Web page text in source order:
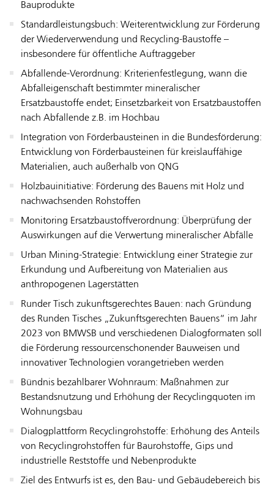
Bauprodukte
Standardleistungsbuch: Weiterentwicklung zur Förderung
der Wiederverwendung und Recycling-Baustoffe –
insbesondere für öffentliche Auftraggeber
Abfallende-Verordnung: Kriterienfestlegung, wann die
Abfalleigenschaft bestimmter mineralischer
Ersatzbaustoffe endet; Einsetzbarkeit von Ersatzbaustoffen
nach Abfallende z.B. im Hochbau
Integration von Förderbausteinen in die Bundesförderung:
Entwicklung von Förderbausteinen für kreislauffähige
Materialien, auch außerhalb von QNG
Holzbauinitiative: Förderung des Bauens mit Holz und
nachwachsenden Rohstoffen
Monitoring Ersatzbaustoffverordnung: Überprüfung der
Auswirkungen auf die Verwertung mineralischer Abfälle
Urban Mining-Strategie: Entwicklung einer Strategie zur
Erkundung und Aufbereitung von Materialien aus
anthropogenen Lagerstätten
Runder Tisch zukunftsgerechtes Bauen: nach Gründung
des Runden Tisches „Zukunftsgerechten Bauens“ im Jahr
2023 von BMWSB und verschiedenen Dialogformaten soll
die Förderung ressourcenschonender Bauweisen und
innovativer Technologien vorangetrieben werden
Bündnis bezahlbarer Wohnraum: Maßnahmen zur
Bestandsnutzung und Erhöhung der Recyclingquoten im
Wohnungsbau
Dialogplattform Recyclingrohstoffe: Erhöhung des Anteils
von Recyclingrohstoffen für Baurohstoffe, Gips und
industrielle Reststoffe und Nebenprodukte
Ziel des Entwurfs ist es, den Bau- und Gebäudebereich bis